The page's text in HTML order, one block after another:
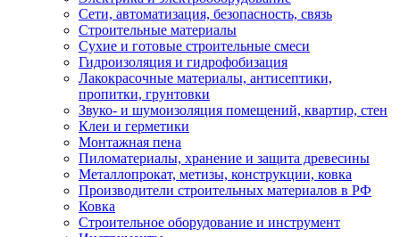
Сети, автоматизация, безопасность, связь
Строительные материалы
Сухие и готовые строительные смеси
Гидроизоляция и гидрофобизация
Лакокрасочные материалы, антисептики,
пропитки, грунтовки
Звуко- и шумоизоляция помещений, квартир, стен
Клеи и герметики
Монтажная пена
Пиломатериалы, хранение и защита древесины
Металлопрокат, метизы, конструкции, ковка
Производители строительных материалов в РФ
Ковка
Строительное оборудование и инструмент